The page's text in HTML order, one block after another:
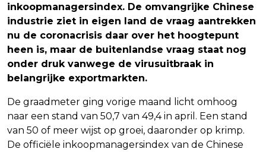
inkoopmanagersindex. De omvangrijke Chinese
industrie ziet in eigen land de vraag aantrekken
nu de coronacrisis daar over het hoogtepunt
heen is, maar de buitenlandse vraag staat nog
onder druk vanwege de virusuitbraak in
belangrijke exportmarkten.
De graadmeter ging vorige maand licht omhoog
naar een stand van 50,7 van 49,4 in april. Een stand
van 50 of meer wijst op groei, daaronder op krimp.
De officiële inkoopmanagersindex van de Chinese